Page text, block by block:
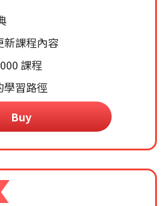
新課程內容
課程
學習路徑
Buy